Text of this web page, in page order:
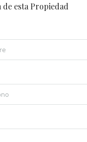
esta Propiedad